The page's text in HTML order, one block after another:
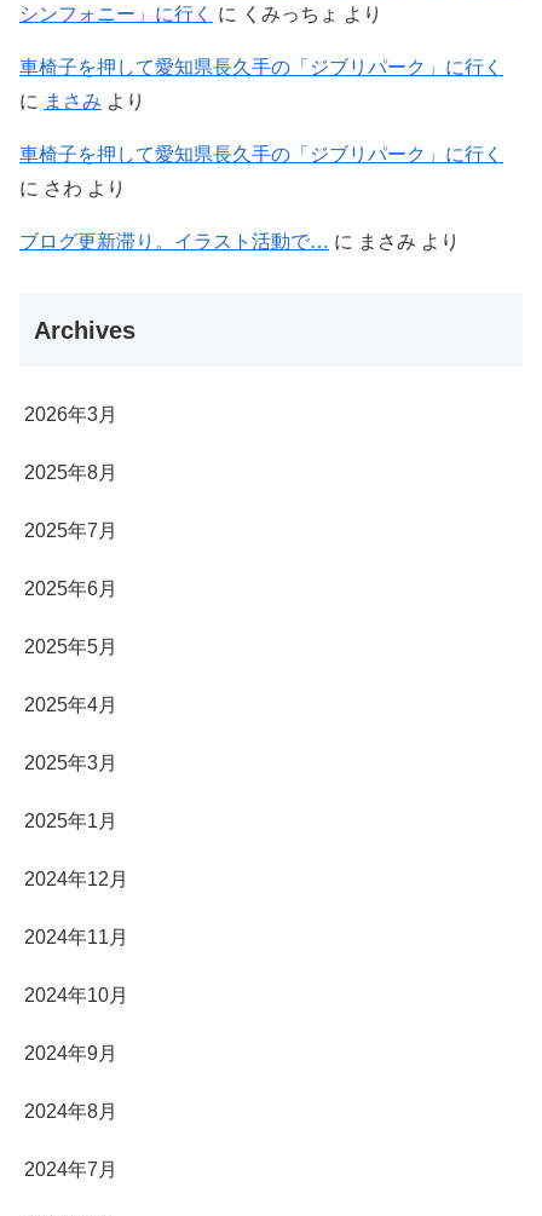
シンフォニー」に行く
に くみっちょ より
車椅子を押して愛知県長久手の「ジブリパーク」に行く
に まさみ より
車椅子を押して愛知県長久手の「ジブリパーク」に行く
に さわ より
ブログ更新滞り。イラスト活動で… に まさみ より
Archives
2026年3月
2025年8月
2025年7月
2025年6月
2025年5月
2025年4月
2025年3月
2025年1月
2024年12月
2024年11月
2024年10月
2024年9月
2024年8月
2024年7月